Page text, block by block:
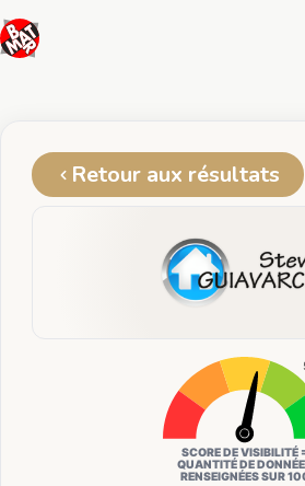
au
contenu
Retour aux résultats
SCORE DE VISIBILITÉ
QUANTITÉ DE
RENSEIGNÉES SUR